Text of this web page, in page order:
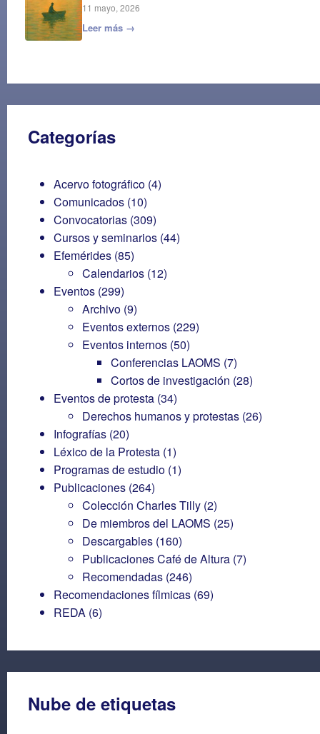
11 mayo, 2026
Leer más →
Categorías
Acervo fotográfico (4)
Comunicados (10)
Convocatorias (309)
Cursos y seminarios (44)
Efemérides (85)
Calendarios (12)
Eventos (299)
Archivo (9)
Eventos externos (229)
Eventos internos (50)
Conferencias LAOMS (7)
Cortos de investigación (28)
Eventos de protesta (34)
Derechos humanos y protestas (26)
Infografías (20)
Léxico de la Protesta (1)
Programas de estudio (1)
Publicaciones (264)
Colección Charles Tilly (2)
De miembros del LAOMS (25)
Descargables (160)
Publicaciones Café de Altura (7)
Recomendadas (246)
Recomendaciones fílmicas (69)
REDA (6)
Nube de etiquetas